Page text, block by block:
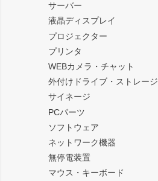
サーバー
液晶ディスプレイ
プロジェクター
プリンタ
WEBカメラ・チャット
外付けドライブ・ストレージ
サイネージ
PCパーツ
ソフトウェア
ネットワーク機器
無停電装置
マウス・キーボード